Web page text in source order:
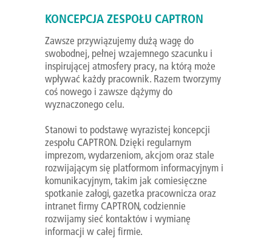
KONCEPCJA ZESPOŁU CAPTRON
Zawsze przywiązujemy dużą wagę do
swobodnej, pełnej wzajemnego szacunku i
inspirującej atmosfery pracy, na którą może
wpływać każdy pracownik. Razem tworzymy
coś nowego i zawsze dążymy do
wyznaczonego celu.
Stanowi to podstawę wyrazistej koncepcji
zespołu CAPTRON. Dzięki regularnym
imprezom, wydarzeniom, akcjom oraz stale
rozwijającym się platformom informacyjnym i
komunikacyjnym, takim jak comiesięczne
spotkanie załogi, gazetka pracownicza oraz
intranet firmy CAPTRON, codziennie
rozwijamy sieć kontaktów i wymianę
informacji w całej firmie.